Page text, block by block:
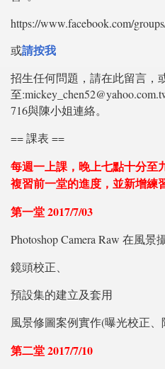
https://www.facebook.com/
或請按我
招生任何問題，請在此留言，
至
716與陳小姐連絡。
== 課表 ==
每週一上課，晚上七點十分至
複習前一堂的進度，並新增練
第一堂 2017/7/03
Photoshop Camera Raw 在風
鏡頭校正、
預設集的建立及套用
風景修圖案例實作(曝光校正、
第二堂 2017/7/10